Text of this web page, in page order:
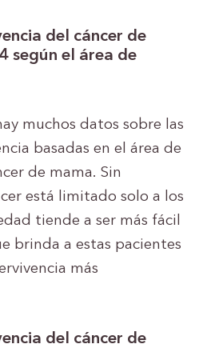
del cáncer de
según el área de
muchos datos sobre las
basadas en el área de
de mama. Sin
está limitado solo a los
tiende a ser más fácil
brinda a estas pacientes
más
del cáncer de